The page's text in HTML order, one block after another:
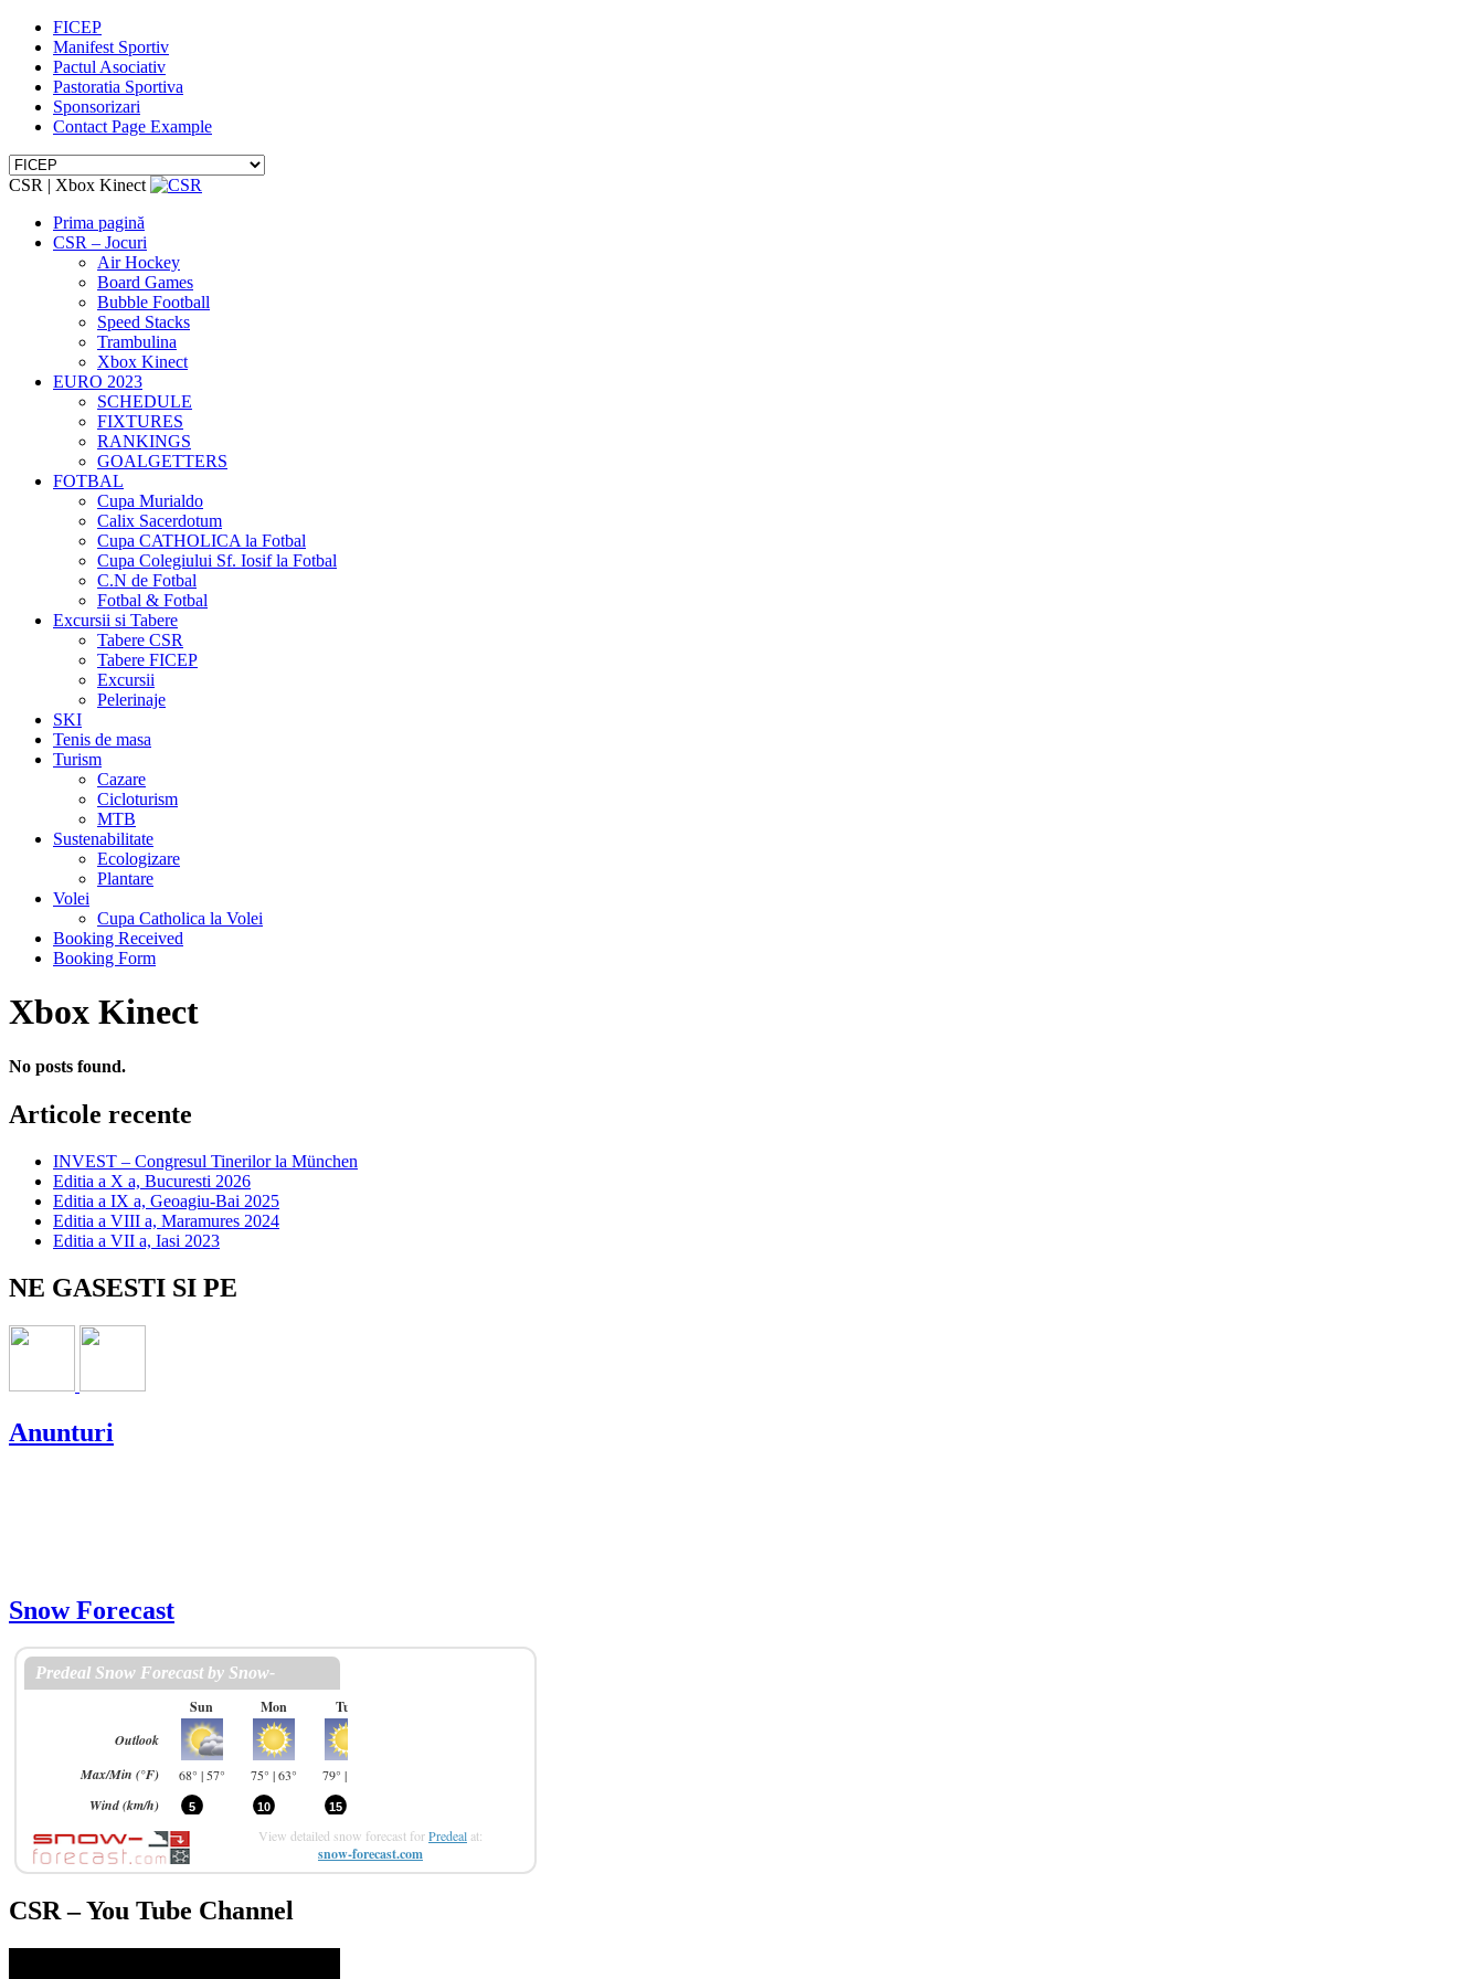
FICEP
Manifest Sportiv
Pactul Asociativ
Pastoratia Sportiva
Sponsorizari
Contact Page Example
CSR | Xbox Kinect
Prima pagină
CSR – Jocuri
Air Hockey
Board Games
Bubble Football
Speed Stacks
Trambulina
Xbox Kinect
EURO 2023
SCHEDULE
FIXTURES
RANKINGS
GOALGETTERS
FOTBAL
Cupa Murialdo
Calix Sacerdotum
Cupa CATHOLICA la Fotbal
Cupa Colegiului Sf. Iosif la Fotbal
C.N de Fotbal
Fotbal & Fotbal
Excursii si Tabere
Tabere CSR
Tabere FICEP
Excursii
Pelerinaje
SKI
Tenis de masa
Turism
Cazare
Cicloturism
MTB
Sustenabilitate
Ecologizare
Plantare
Volei
Cupa Catholica la Volei
Booking Received
Booking Form
Xbox Kinect
No posts found.
Articole recente
INVEST – Congresul Tinerilor la München
Editia a X a, Bucuresti 2026
Editia a IX a, Geoagiu-Bai 2025
Editia a VIII a, Maramures 2024
Editia a VII a, Iasi 2023
NE GASESTI SI PE
Anunturi
Snow Forecast
View detailed snow forecast forPredeal at:
snow-forecast.com
CSR – You Tube Channel